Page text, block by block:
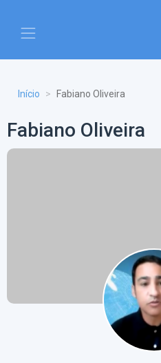
Início Fabiano Oliveira
Fabiano Oliveira